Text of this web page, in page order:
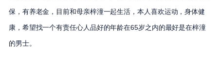
保，有养老金，目前和母亲梓潼一起生活，本人喜欢运动，身体健
康，希望找一个有责任心人品好的年龄在65岁之内的最好是在梓潼
的男士。